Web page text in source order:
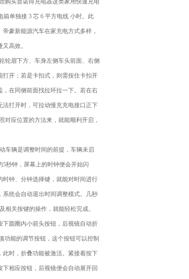
购买普诺得充电器这类家用快速充电
箱单独接 3 芯 6 平方电线 小时。此
豪新能源汽车在家充电方式多样，
高效。
眉下方、车身左侧车头前面、右侧
开；若是卡扣式，则需按住卡扣开
在同侧前面找拉环拉一下。若在右
打开时，可拉动慢充充电接口正下
对应位置的方法来，就能顺利开启，
车辆是调整时间的前提，车辆未启
秒钟，屏幕上的时钟便会开始闪
钟、分钟选择键，就能对时间进行
统会自动退出时间调整模式。几秒
相关按键的操作，就能轻松完成。
圆圈内小箭头按钮，后视镜自动折
功能的调节按钮，这个按钮可以控制
时，折叠功能被激活。紧接着按下
相应按钮，后视镜便会自动展开回